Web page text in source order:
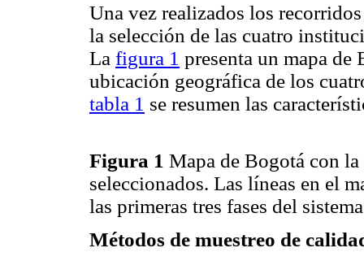
Una vez realizados los
la selección de las cuatro
La figura 1 presenta un mapa de
ubicación geográfica de los
tabla 1 se resumen las
Figura 1 Mapa de Bogotá con
seleccionados. Las líneas en el
las primeras tres fases del
Métodos de muestreo de